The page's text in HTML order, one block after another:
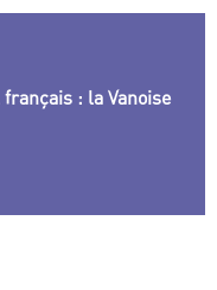
: la Vanoise